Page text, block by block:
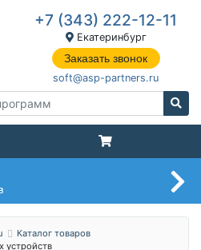
+7 (343) 222-12-11
Екатеринбург
Заказать звонок
soft@asp-partners.ru
Каталог товаров
устройств